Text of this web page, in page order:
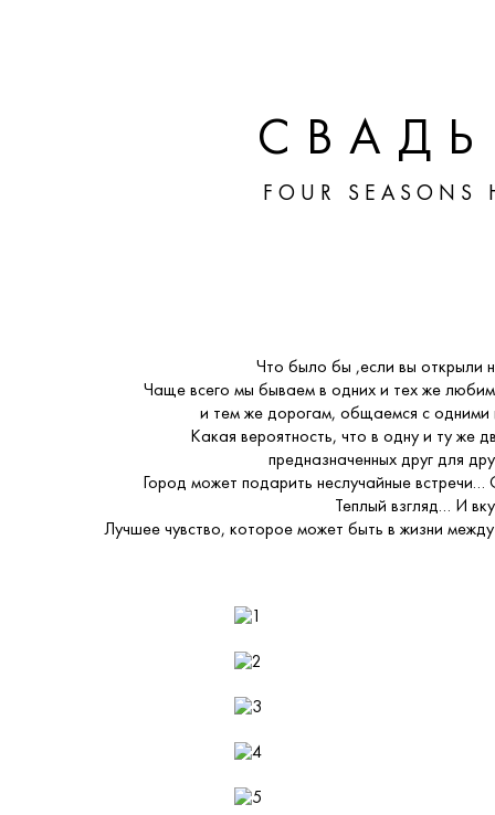
FOUR SEASONS
Что было бы ,если вы открыли
Чаще всего мы бываем в одних и тех же
и тем же дорогам, общаемся с
Какая вероятность, что в одну и ту же
предназначенных друг для
Город может подарить неслучайные
Теплый взгляд… И
Лучшее чувство, которое может быть в жизни